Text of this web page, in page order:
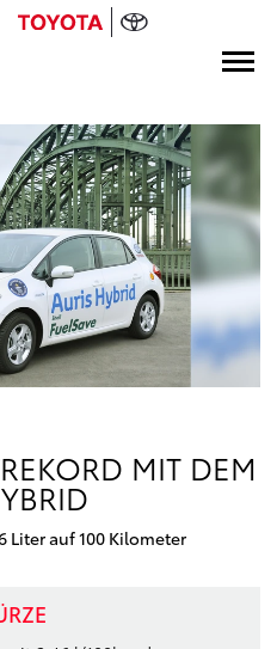
MIT DEM
Liter auf 100 Kilometer